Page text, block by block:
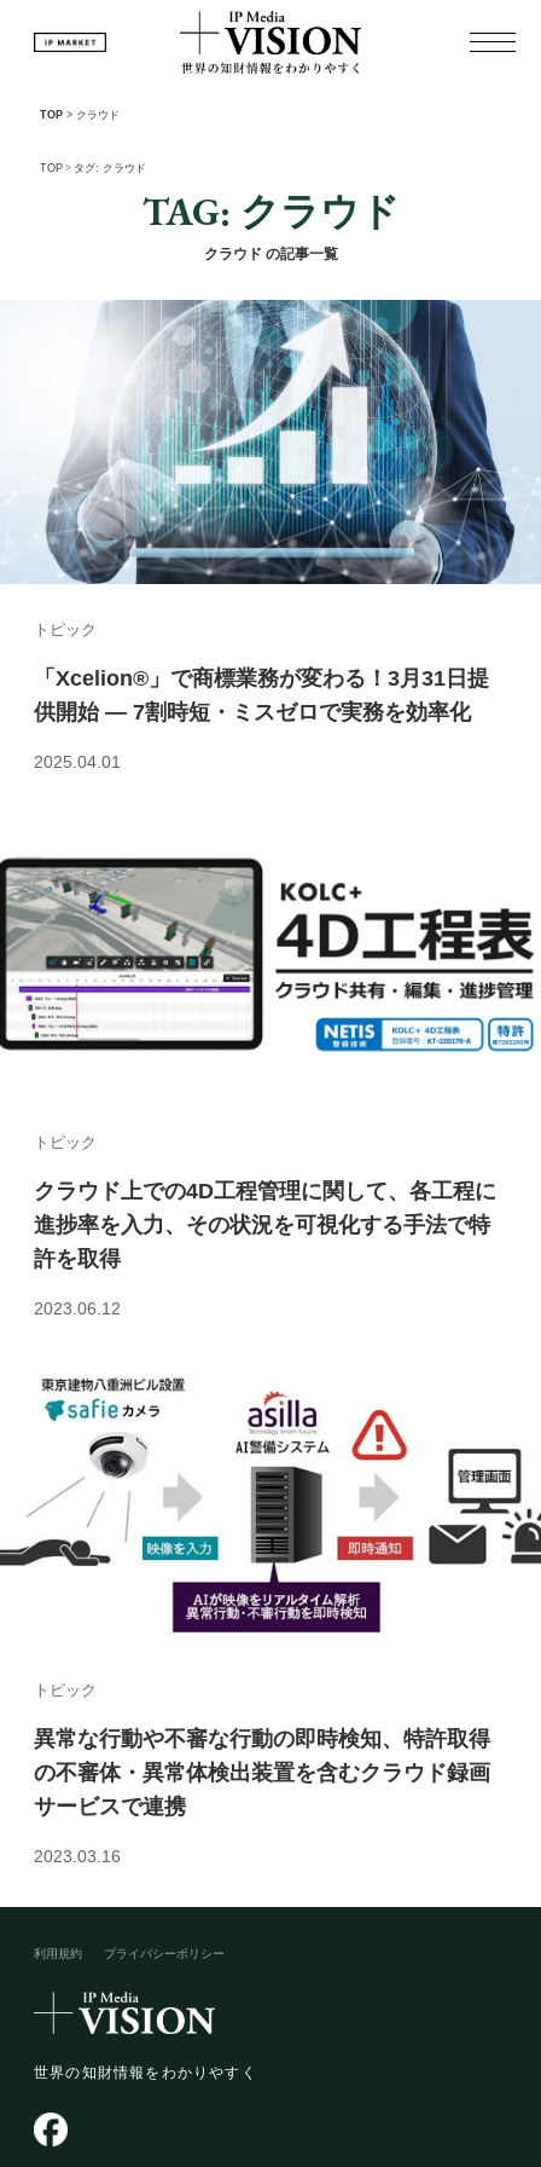
TOP > クラウド
TOP > タグ: クラウド
TAG: クラウド
クラウド の記事一覧
トピック
「Xcelion®」で商標業務が変わる！3月31日提
供開始 ― 7割時短・ミスゼロで実務を効率化
2025.04.01
トピック
クラウド上での4D工程管理に関して、各工程に
進捗率を入力、その状況を可視化する手法で特
許を取得
2023.06.12
トピック
異常な行動や不審な行動の即時検知、特許取得
の不審体・異常体検出装置を含むクラウド録画
サービスで連携
2023.03.16
利用規約 プライバシーポリシー​
世界の知財情報をわかりやすく